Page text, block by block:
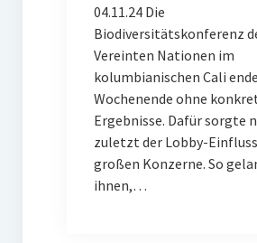
04.11.24 Die
Biodiversitätskonferenz
Vereinten Nationen im
kolumbianischen Cali
Wochenende ohne
Ergebnisse. Dafür sorgte
zuletzt der Lobby-
großen Konzerne. So
ihnen,…